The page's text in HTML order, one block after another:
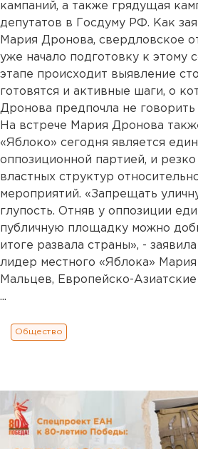
кампаний, а также грядущая
депутатов в Госдуму РФ. Как
Мария Дронова, свердловское
уже начало подготовку к этому
этапе происходит выявление
готовятся и активные шаги, о
Дронова предпочла не
На встрече Мария Дронова
«Яблоко» сегодня является
оппозиционной партией, и
властных структур
мероприятий. «Запрещать
глупость. Отняв у оппозиции
публичную площадку можно
итоге развала страны», -
лидер местного «Яблока»
Мальцев, Европейско-Азиатские
...
Общество